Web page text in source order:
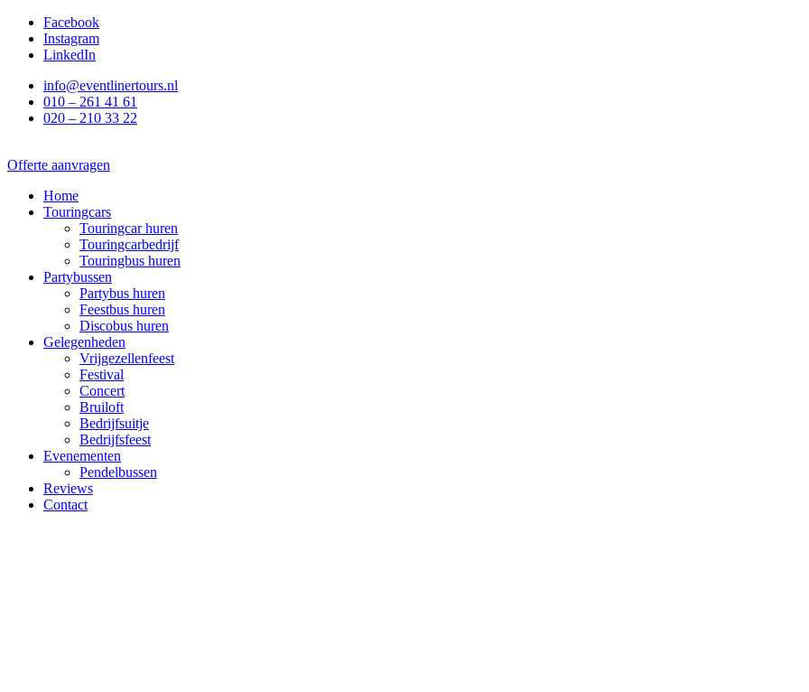
naar
Facebook
Instagram
LinkedIn
info@eventlinertours.nl
010 – 261 41 61
020 – 210 33 22
Offerte aanvragen
Home
Touringcars
Touringcar huren
Touringcarbedrijf
Touringbus huren
Partybussen
Partybus huren
Feestbus huren
Discobus huren
Gelegenheden
Vrijgezellenfeest
Festival
Concert
Bruiloft
Bedrijfsuitje
Bedrijfsfeest
Evenementen
Pendelbussen
Reviews
Contact